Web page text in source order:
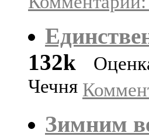
132k
Чечня
Зимним